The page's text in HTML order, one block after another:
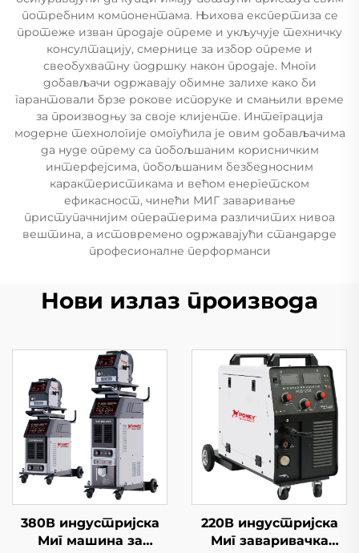
потребним компонентама. Њихова експертиза се
протеже изван продаје опреме и укључује техничку
консултацију, смернице за избор опреме и
свеобухватну подршку након продаје. Многи
добављачи одржавају обимне залихе како би
гарантовали брзе рокове испоруке и смањили време
за производњу за своје клијенте. Интеграција
модерне технологије омогућила је овим добављачима
да нуде опрему са побољшаним корисничким
интерфејсима, побољшаним безбедносним
карактеристикама и већом енергетском
ефикасност, чинећи МИГ заваривање
приступачнијим оператерима различитих нивоа
вештина, а истовремено одржавајући стандарде
професионалне перформанси
Нови излаз производа
380В индустријска
Миг машина за
220В индустријска
Миг заваривачка